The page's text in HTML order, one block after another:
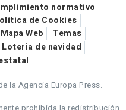
normativo
de Cookies
Mapa Web
Temas
Loteria de navidad
la Agencia Europa Press.